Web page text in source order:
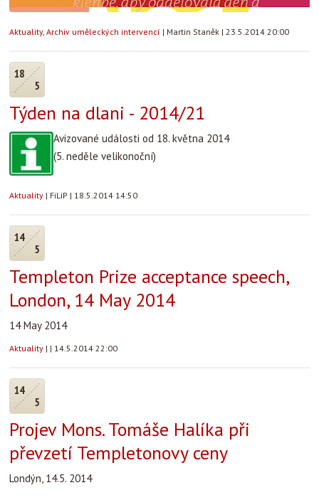
Aktuality, Archiv uměleckých intervencí | Martin Staněk | 23.5.2014 20:00
18
5
Týden na dlani - 2014/21
Avizované události od 18. května 2014
(5. neděle velikonoční)
Aktuality | FiLiP | 18.5.2014 14:50
14
5
Templeton Prize acceptance speech,
London, 14 May 2014
14 May 2014
Aktuality | | 14.5.2014 22:00
14
5
Projev Mons. Tomáše Halíka při
převzetí Templetonovy ceny
Londýn, 14.5. 2014